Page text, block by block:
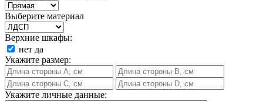
Выберите материал
Верхние шкафы:
нет да
Укажите размер:
Укажите личные данные: